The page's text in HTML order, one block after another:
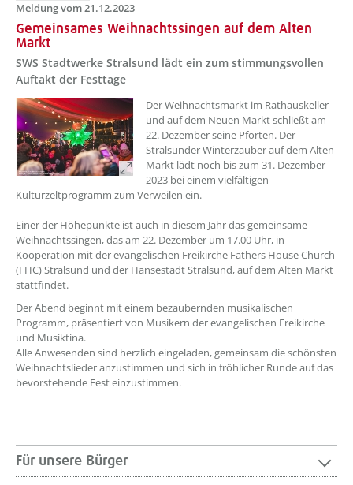
Meldung vom 21.12.2023
Gemeinsames Weihnachtssingen auf dem Alten
Markt
SWS Stadtwerke Stralsund lädt ein zum stimmungsvollen
Auftakt der Festtage
??? absaetzeOben[1]/titel ???
Der Weihnachtsmarkt im Rathauskeller
und auf dem Neuen Markt schließt am
22. Dezember seine Pforten. Der
Stralsunder Winterzauber auf dem Alten
Markt lädt noch bis zum 31. Dezember
2023 bei einem vielfältigen
Kulturzeltprogramm zum Verweilen ein.
Einer der Höhepunkte ist auch in diesem Jahr das gemeinsame
Weihnachtssingen, das am 22. Dezember um 17.00 Uhr, in
Kooperation mit der evangelischen Freikirche Fathers House Church
(FHC) Stralsund und der Hansestadt Stralsund, auf dem Alten Markt
stattfindet.
Der Abend beginnt mit einem bezaubernden musikalischen
Programm, präsentiert von Musikern der evangelischen Freikirche
und Musiktina.
Alle Anwesenden sind herzlich eingeladen, gemeinsam die schönsten
Weihnachtslieder anzustimmen und sich in fröhlicher Runde auf das
bevorstehende Fest einzustimmen.
Für unsere Bürger